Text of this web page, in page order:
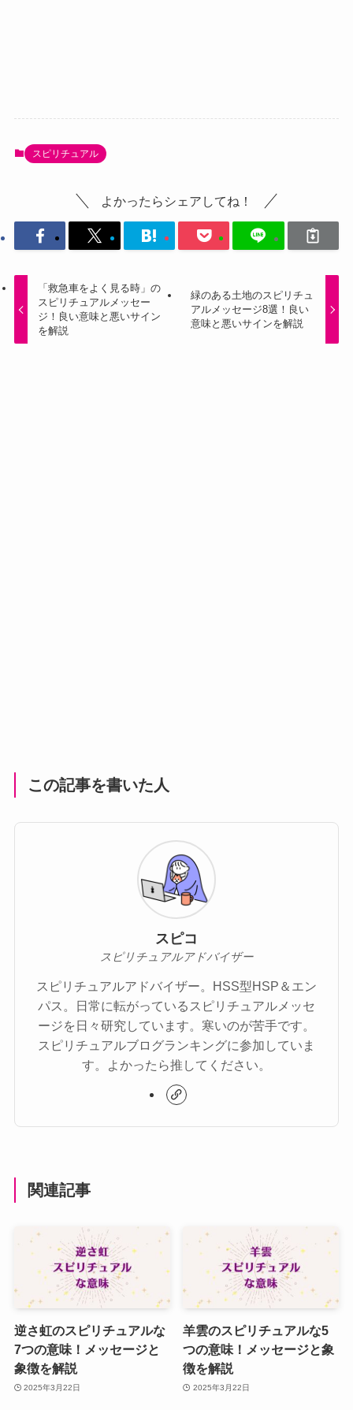
スピリチュアル
よかったらシェアしてね！
「救急車をよく見る時」の
スピリチュアルメッセー
ジ！良い意味と悪いサイン
を解説
緑のある土地のスピリチュ
アルメッセージ8選！良い
意味と悪いサインを解説
この記事を書いた人
スピコ
スピリチュアルアドバイザー
スピリチュアルアドバイザー。HSS型HSP＆エン
パス。日常に転がっているスピリチュアルメッセ
ージを日々研究しています。寒いのが苦手です。
スピリチュアルブログランキングに参加していま
す。よかったら推してください。
関連記事
逆さ虹のスピリチュアルな
7つの意味！メッセージと
象徴を解説
2025年3月22日
羊雲のスピリチュアルな5
つの意味！メッセージと象
徴を解説
2025年3月22日